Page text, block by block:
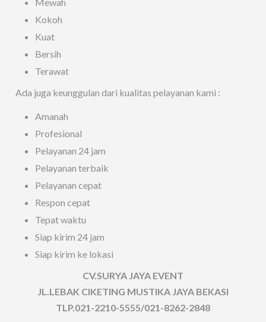
Kokoh
Kuat
Bersih
Terawat
Ada juga keunggulan dari kualitas pelayanan kami :
Amanah
Profesional
Pelayanan 24 jam
Pelayanan terbaik
Pelayanan cepat
Respon cepat
Tepat waktu
Siap kirim 24 jam
Siap kirim ke lokasi
CV.SURYA JAYA EVENT
JL.LEBAK CIKETING MUSTIKA JAYA BEKASI
TLP.021-2210-5555/021-8262-2848